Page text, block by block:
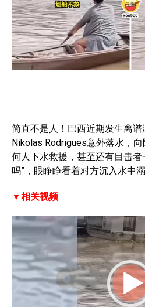
简直不是人！巴西近期发生离
Nikolas Rodrigues意外落水，
何人下水救援，甚至还有目击者
吗”，眼睁睁看着对方沉入水中溺
▼相关视频
V
i
d
e